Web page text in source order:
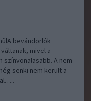
bevándorlók
mivel a
A nem
senki nem került a